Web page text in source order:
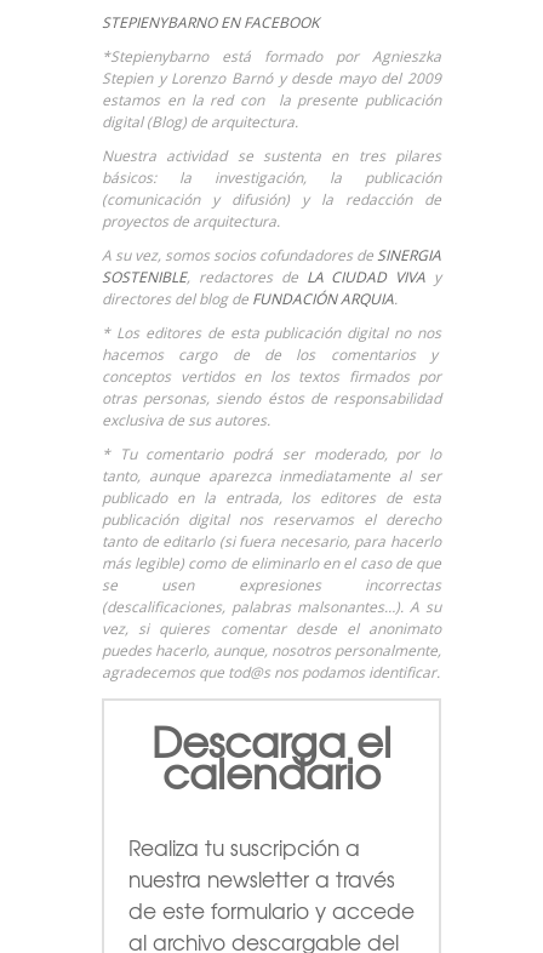
STEPIENYBARNO EN FACEBOOK
*Stepienybarno está formado por Agnieszka
Stepien y Lorenzo Barnó y desde mayo del 2009
estamos en la red con la presente publicación
digital (Blog) de arquitectura.
Nuestra actividad se sustenta en tres pilares
básicos: la investigación, la publicación
(comunicación y difusión) y la redacción de
proyectos de arquitectura.
A su vez, somos socios cofundadores deSINERGIA
SOSTENIBLE, redactores de LA CIUDAD VIVA y
directores del blog de FUNDACIÓN ARQUIA.
* Los editores de esta publicación digital no nos
hacemos cargo de de los comentarios y
conceptos vertidos en los textos firmados por
otras personas, siendo éstos de responsabilidad
exclusiva de sus autores.
* Tu comentario podrá ser moderado, por lo
tanto, aunque aparezca inmediatamente al ser
publicado en la entrada, los editores de esta
publicación digital nos reservamos el derecho
tanto de editarlo (si fuera necesario, para hacerlo
más legible) como de eliminarlo en el caso de que
se usen expresiones incorrectas
(descalificaciones, palabras malsonantes…). A su
vez, si quieres comentar desde el anonimato
puedes hacerlo, aunque, nosotros personalmente,
agradecemos que tod@s nos podamos identificar.
Descarga el
calendario
Realiza tu suscripción a
nuestra newsletter a través
de este formulario y accede
al archivo descargable del